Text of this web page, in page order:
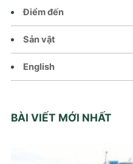
Điểm đến
Sản vật
English
BÀI VIẾT MỚI NHẤT